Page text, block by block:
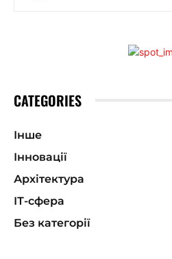
CATEGORIES
Інше
Інновації
Архітектура
ІТ-сфера
Без категорії